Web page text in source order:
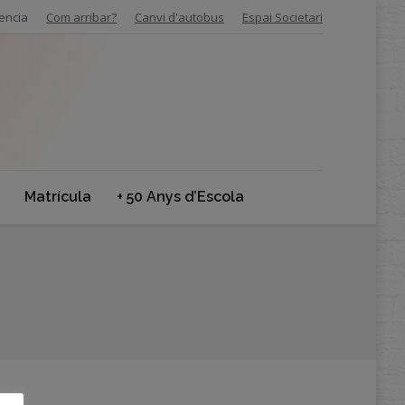
Com arribar? Canvi d'autobus Espai Societari
Matrícula + 50 Anys d’Escola